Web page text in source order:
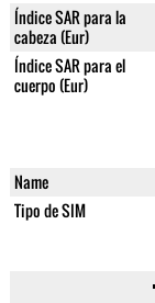
Índice SAR para la
cabeza (Eur)
Índice SAR para el
cuerpo (Eur)
Name
Tipo de SIM